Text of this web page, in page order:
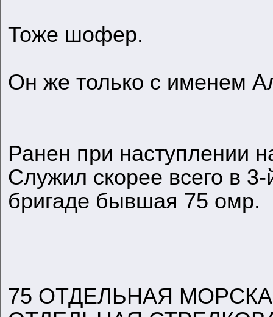
Тоже шофер.
Он же только с именем
Ранен при наступлении
Служил скорее всего в 3-
бригаде бывшая 75 омр.
75 ОТДЕЛЬНАЯ